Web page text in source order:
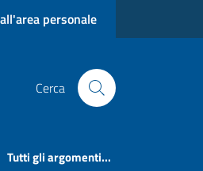
personale
Cerca
Tutti gli argomenti...